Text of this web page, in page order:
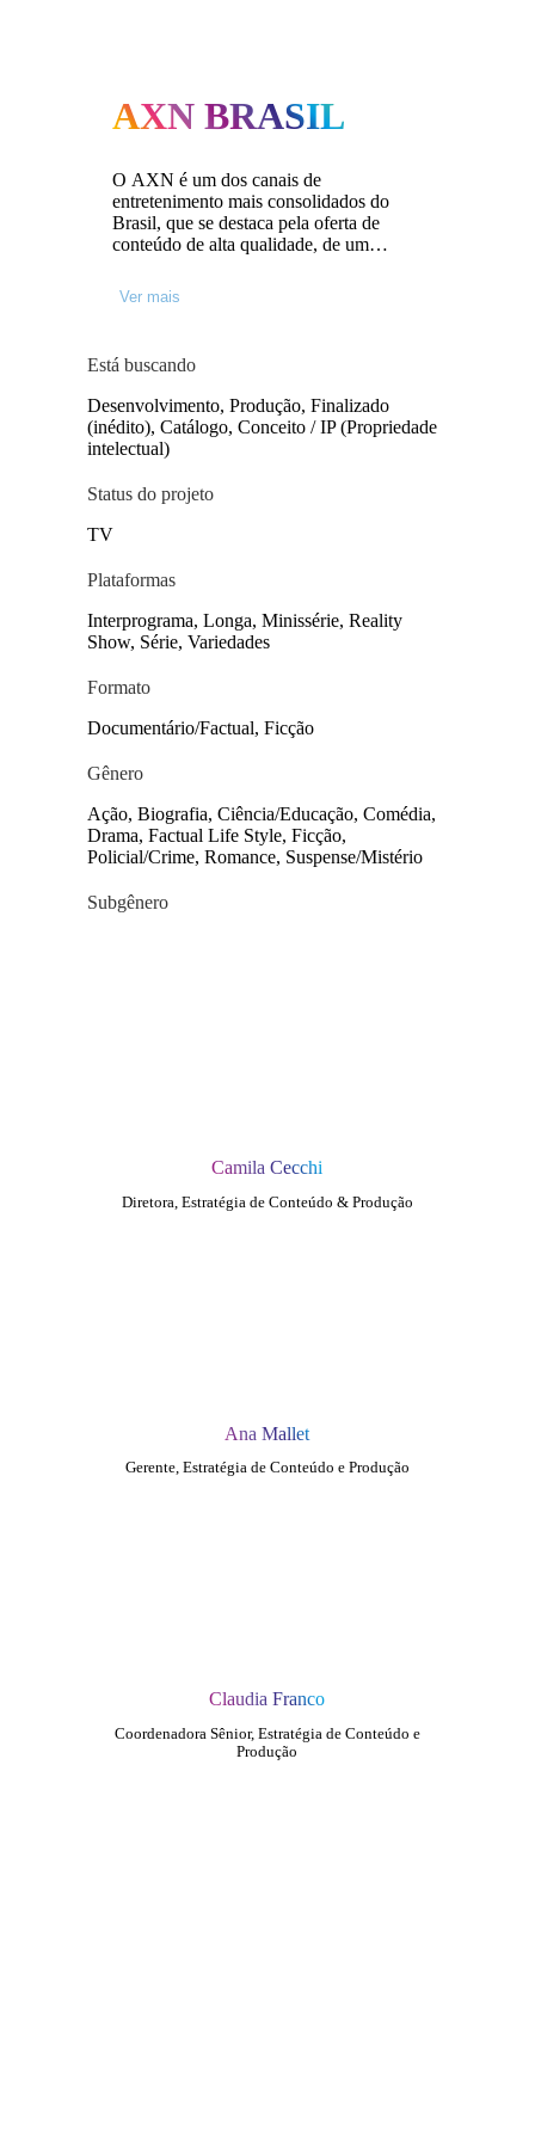
AXN BRASIL
O AXN é um dos canais de
entretenimento mais consolidados do
Brasil, que se destaca pela oferta de
conteúdo de alta qualidade, de um
sofisticado, que leva as mais profundas
emoções à sua audiência. A
mundo, como N.C.I.S., Criminal Minds,
C.S.I., S.W.A.T., Hawaii Five-0 e
aclamadas séries policiais francesas,
como Candice Renoir, Bright Minds e
Balthazar. O AXN chega atualmente a
Latina e tem presença em mais de 18
países da região. O canal é parte do
Pictures Entertainment.
Ver mais
Está buscando
Desenvolvimento, Produção, Finalizado
(inédito), Catálogo, Conceito / IP (Propriedade
intelectual)
Status do projeto
TV
Plataformas
Interprograma, Longa, Minissérie, Reality
Show, Série, Variedades
Formato
Documentário/Factual, Ficção
Gênero
Ação, Biografia, Ciência/Educação, Comédia,
Drama, Factual Life Style, Ficção,
Policial/Crime, Romance, Suspense/Mistério
Subgênero
Camila Cecchi
Diretora, Estratégia de Conteúdo & Produção
Ana Mallet
Gerente, Estratégia de Conteúdo e Produção
Claudia Franco
Coordenadora Sênior, Estratégia de Conteúdo e
Produção